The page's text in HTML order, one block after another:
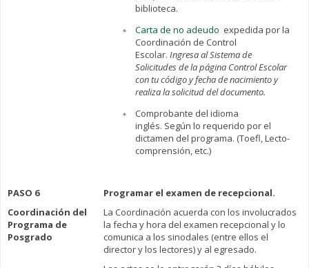
biblioteca.
Carta de no adeudo expedida por la
Coordinación de Control
Escolar. Ingresa al Sistema de
Solicitudes de la página Control Escolar
con tu código y fecha de nacimiento y
realiza la solicitud del documento.
Comprobante del idioma
inglés. Según lo requerido por el
dictamen del programa. (Toefl, Lecto-
comprensión, etc.)
PASO 6
Coordinación del
Programa de
Posgrado
Programar el examen de recepcional.
La Coordinación acuerda con los involucrados
la fecha y hora del examen recepcional y lo
comunica a los sinodales (entre ellos el
director y los lectores) y al egresado.